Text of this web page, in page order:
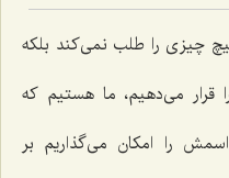
چیزی را طلب نمی‌کند بلکه
قرار می‌دهیم، ما هستیم که
را امکان می‌گذاریم بر